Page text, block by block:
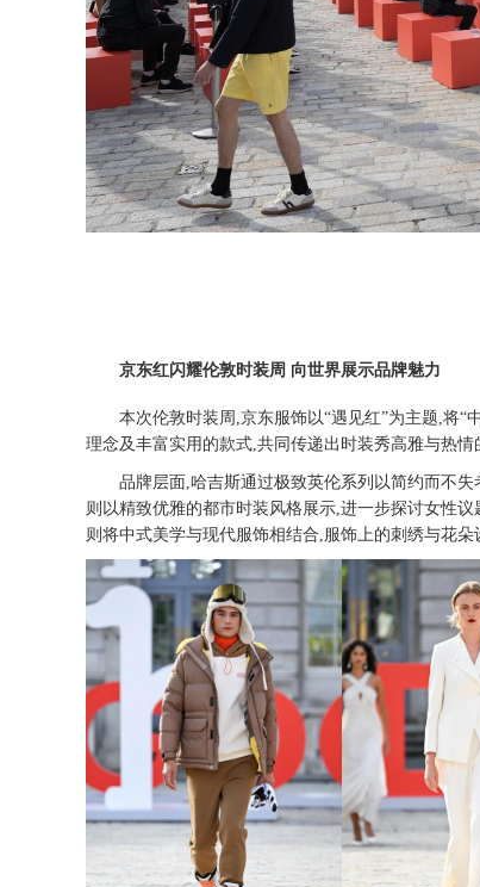
京东红闪耀伦敦时装周 向世界展示品牌魅力
本次伦敦时装周 ,京东服饰以“遇见红”为主题,将“
理念及丰富实用的款式,共同传递出时装秀高雅与热情
品牌层面,哈吉斯通过极致英伦系列以简约而不
则以精致优雅的都市时装风格展示,进一步探讨女性
则将中式美学与现代服饰相结合,服饰上的刺绣与花